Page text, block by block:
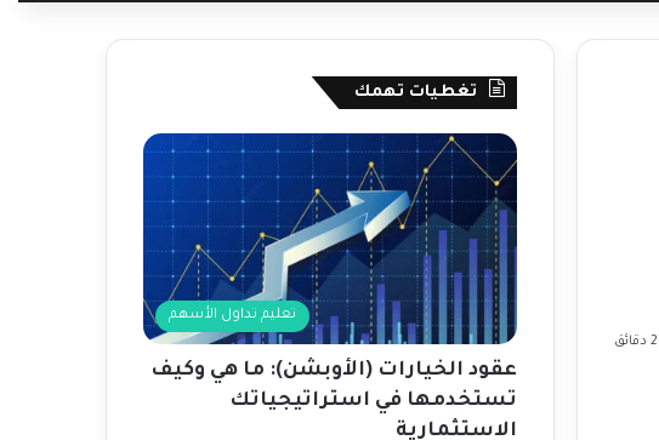
تغطيات تهمك
تعليم تداول الأسهم
عقود الخيارات (الأوبشن): ما هي وكيف
تستخدمها في استراتيجياتك
الاستثمارية